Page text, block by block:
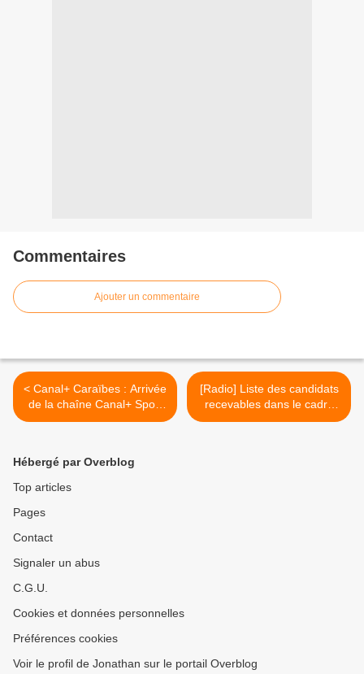
Commentaires
Ajouter un commentaire
< Canal+ Caraïbes : Arrivée
de la chaîne Canal+ Sport
Week-End !
[Radio] Liste des candidats
recevables dans le cadre
de l'appel aux candidatures
Hébergé par Overblog
Top articles
Pages
Contact
Signaler un abus
C.G.U.
Cookies et données personnelles
Préférences cookies
Voir le profil de Jonathan sur le portail Overblog